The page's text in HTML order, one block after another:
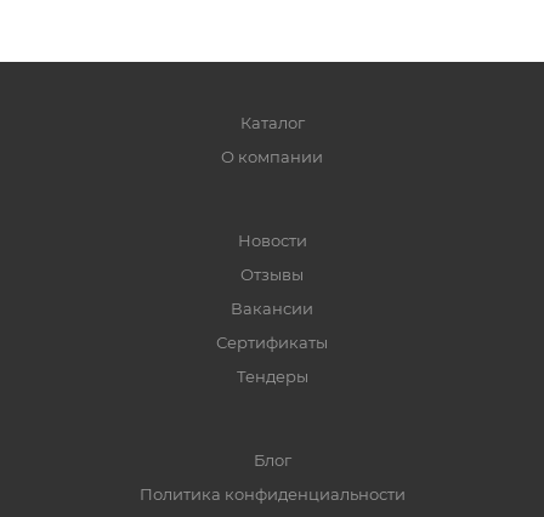
Каталог
О компании
Новости
Отзывы
Вакансии
Сертификаты
Тендеры
Блог
Политика конфиденциальности